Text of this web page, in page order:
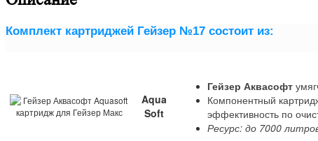
Комплект картриджей Гейзер №17 состоит из:
Aqua
Soft
Гейзер Аквасофт
Компонентный
эффективность по
Ресурс: до 7000